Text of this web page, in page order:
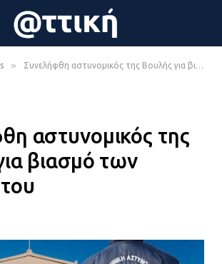
» Συνελήφθη αστυνομικός της Βουλής για βιασμό των παιδιών του
αστυνομικός της
βιασμό των